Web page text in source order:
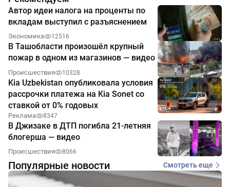
Автор идеи налога на проценты по
вкладам выступил с разъяснением
Экономика 12516
В Ташобласти произошёл крупный
пожар в одном из магазинов — видео
Происшествия 10328
Kia Uzbekistan опубликовала условия
рассрочки платежа на Kia Sonet со
ставкой от 0% годовых
Реклама 8347
В Джизаке в ДТП погибла 21-летняя
блогерша — видео
Происшествия 8066
Популярные новости Смотреть еще